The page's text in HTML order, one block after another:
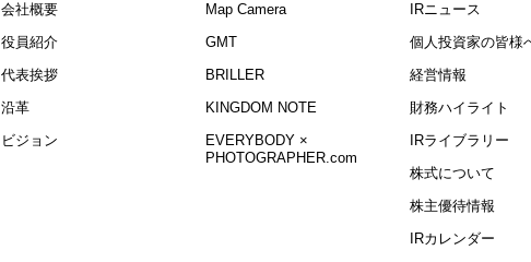
会社概要
役員紹介
代表挨拶
沿革
ビジョン
Map Camera
GMT
BRILLER
KINGDOM NOTE
EVERYBODY ×
PHOTOGRAPHER.com
IRニュース
個人投資家の皆様
経営情報
財務ハイライト
IRライブラリー
株式について
株主優待情報
IRカレンダー